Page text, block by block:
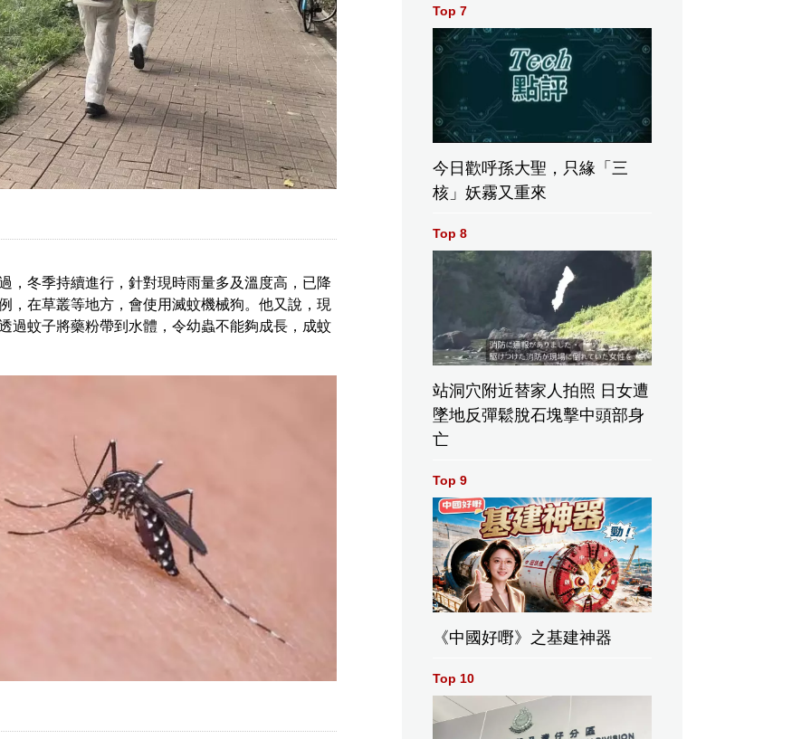
，冬季持續進行，針對現時雨量多及溫度高，已降
，在草叢等地方，會使用滅蚊機械狗。他又說，現
過蚊子將藥粉帶到水體，令幼蟲不能夠成長，成蚊
Top 7
今日歡呼孫大聖，只緣「三
核」妖霧又重來
Top 8
站洞穴附近替家人拍照 日女遭
墜地反彈鬆脫石塊擊中頭部身
亡
Top 9
《中國好嘢》之基建神器
Top 10